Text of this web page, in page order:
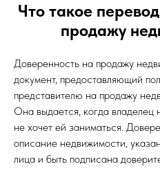
Что такое
продажу
Доверенность на продажу
документ, предоставляющий
представителю на продажу
Она выдается, когда владелец
не хочет ей заниматься.
описание недвижимости,
лица и быть подписана